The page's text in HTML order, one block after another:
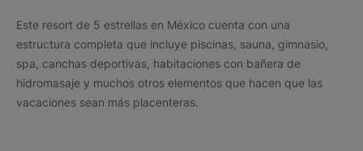
Este resort de 5 estrellas en México cuenta con una
estructura completa que incluye piscinas, sauna, gimnasio,
spa, canchas deportivas, habitaciones con bañera de
hidromasaje y muchos otros elementos que hacen que las
vacaciones sean más placenteras.